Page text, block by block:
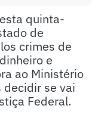
quinta-
de
crimes de
e
ao Ministério
decidir se vai
Federal.